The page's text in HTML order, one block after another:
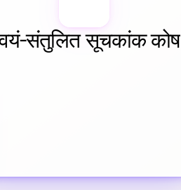
संतुलित सूचकांक कोष